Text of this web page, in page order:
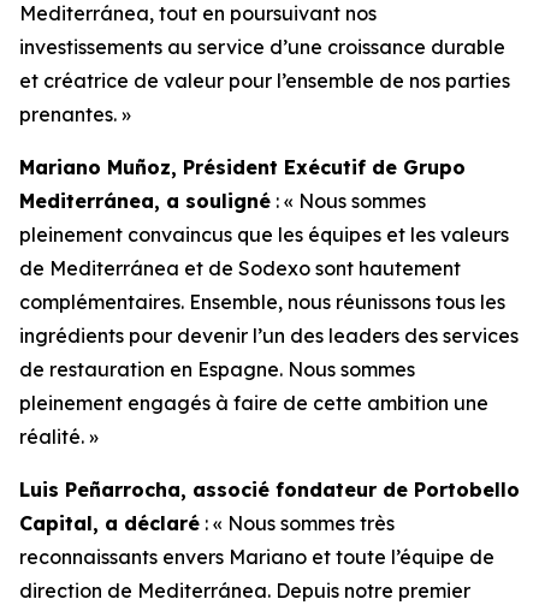
Mediterránea, tout en poursuivant nos
investissements au service d’une croissance durable
et créatrice de valeur pour l’ensemble de nos parties
prenantes. »
Mariano Muñoz, Président Exécutif de Grupo
Mediterránea, a souligné : « Nous sommes
pleinement convaincus que les équipes et les valeurs
de Mediterránea et de Sodexo sont hautement
complémentaires. Ensemble, nous réunissons tous les
ingrédients pour devenir l’un des leaders des services
de restauration en Espagne. Nous sommes
pleinement engagés à faire de cette ambition une
réalité. »
Luis Peñarrocha, associé fondateur de Portobello
Capital, a déclaré : « Nous sommes très
reconnaissants envers Mariano et toute l’équipe de
direction de Mediterránea. Depuis notre premier